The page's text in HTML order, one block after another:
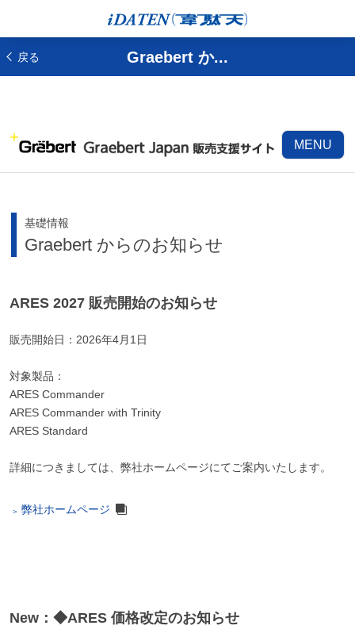
戻る Graebert か...
MENU
基礎情報
Graebert からのお知らせ
ARES 2027 販売開始のお知らせ
販売開始日：2026年4月1日
対象製品：
ARES Commander
ARES Commander with Trinity
ARES Standard
詳細につきましては、弊社ホームページにてご案内いたします。
弊社ホームページ
New：◆ARES 価格改定のお知らせ